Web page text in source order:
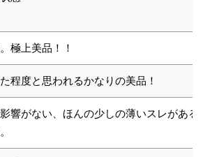
極上美品！！
程度と思われるかなりの美品！
響がない、ほんの少しの薄いスレがある